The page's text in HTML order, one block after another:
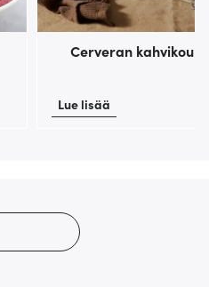
Cerveran kahvikoulu
Lue lisää